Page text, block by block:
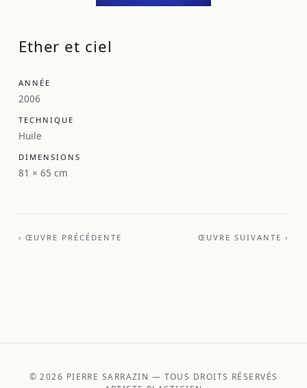
Ether et ciel
ANNÉE
2006
TECHNIQUE
Huile
DIMENSIONS
81 × 65 cm
‹ ŒUVRE PRÉCÉDENTE ŒUVRE SUIVANTE ›
© 2026 PIERRE SARRAZIN — TOUS DROITS RÉSERVÉS